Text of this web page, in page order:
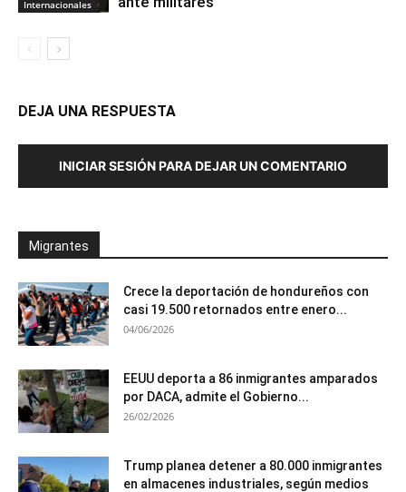
Internacionales
DEJA UNA RESPUESTA
INICIAR SESIÓN PARA DEJAR UN COMENTARIO
Migrantes
Crece la deportación de hondureños con
casi 19.500 retornados entre enero...
04/06/2026
EEUU deporta a 86 inmigrantes amparados
por DACA, admite el Gobierno...
26/02/2026
Trump planea detener a 80.000 inmigrantes
en almacenes industriales, según medios